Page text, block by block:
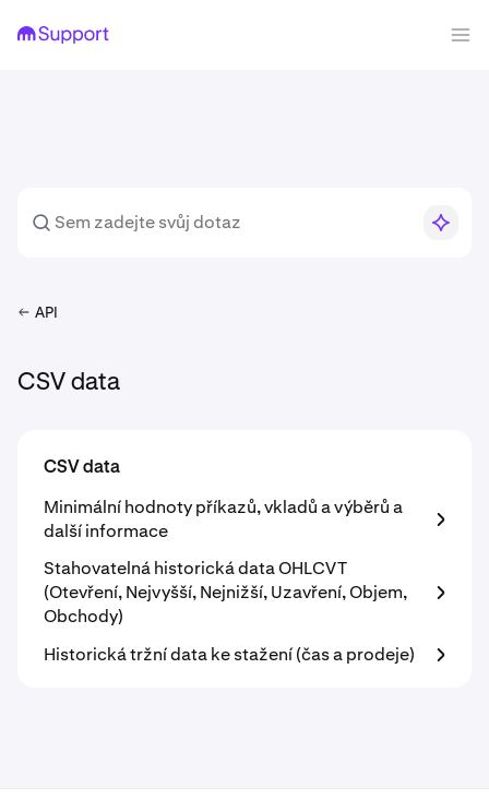
API
CSV data
CSV data
Minimální hodnoty příkazů, vkladů a výběrů a
další informace
Stahovatelná historická data OHLCVT
(Otevření, Nejvyšší, Nejnižší, Uzavření, Objem,
Obchody)
Historická tržní data ke stažení (čas a prodeje)